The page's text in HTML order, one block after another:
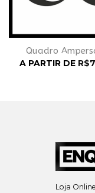
Quadro
A PARTIR DE R$
Loja